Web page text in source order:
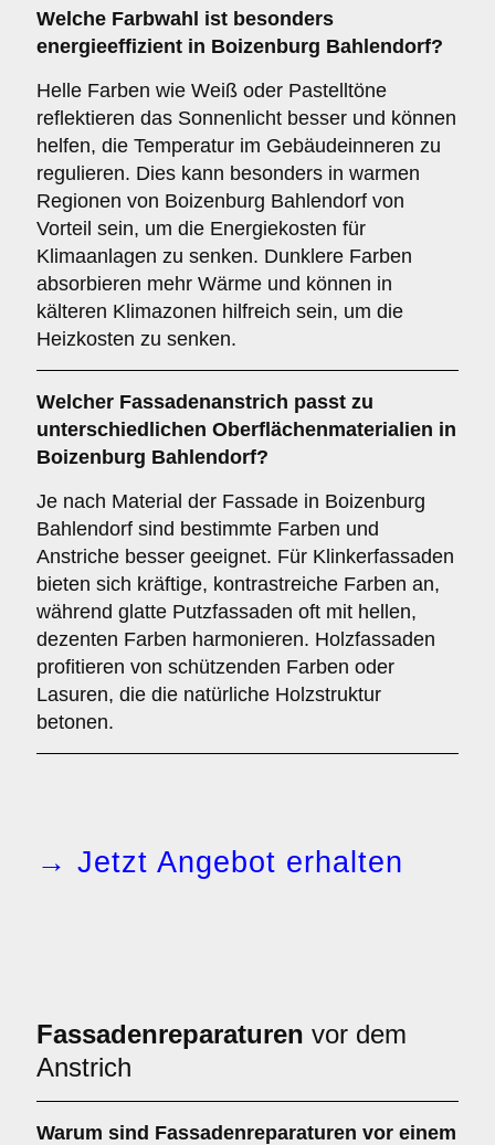
Welche Farbwahl ist besonders
energieeffizient in Boizenburg Bahlendorf?
Helle Farben wie Weiß oder Pastelltöne
reflektieren das Sonnenlicht besser und können
helfen, die Temperatur im Gebäudeinneren zu
regulieren. Dies kann besonders in warmen
Regionen von Boizenburg Bahlendorf von
Vorteil sein, um die Energiekosten für
Klimaanlagen zu senken. Dunklere Farben
absorbieren mehr Wärme und können in
kälteren Klimazonen hilfreich sein, um die
Heizkosten zu senken.
Welcher Fassadenanstrich passt zu
unterschiedlichen Oberflächenmaterialien in
Boizenburg Bahlendorf?
Je nach Material der Fassade in Boizenburg
Bahlendorf sind bestimmte Farben und
Anstriche besser geeignet. Für Klinkerfassaden
bieten sich kräftige, kontrastreiche Farben an,
während glatte Putzfassaden oft mit hellen,
dezenten Farben harmonieren. Holzfassaden
profitieren von schützenden Farben oder
Lasuren, die die natürliche Holzstruktur
betonen.
→ Jetzt Angebot erhalten
Fassadenreparaturen vor dem
Anstrich
Warum sind Fassadenreparaturen vor einem